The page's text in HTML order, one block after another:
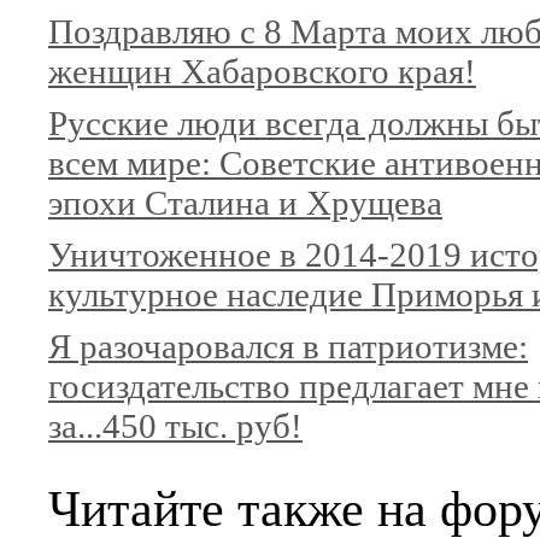
Поздравляю с 8 Марта моих
женщин Хабаровского края!
Русские люди всегда должны
всем мире: Советские
эпохи Сталина и Хрущева
Уничтоженное в 2014-2019
культурное наследие
Я разочаровался в патриотизме:
госиздательство предлагает
за...450 тыс. руб!
Читайте также на